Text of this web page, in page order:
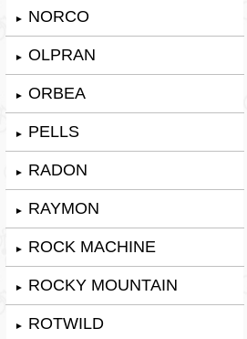
► NORCO
► OLPRAN
► ORBEA
► PELLS
► RADON
► RAYMON
► ROCK MACHINE
► ROCKY MOUNTAIN
► ROTWILD